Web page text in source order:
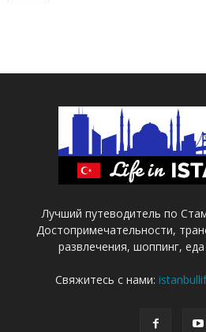
Лучший путеводитель по
Достопримечательности,
развлечения, шоппинг,
Свяжитесь с нами: